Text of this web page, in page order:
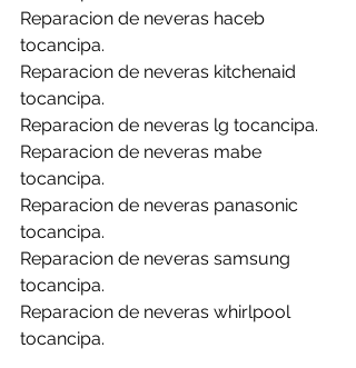
Reparacion de neveras haceb
tocancipa.
Reparacion de neveras kitchenaid
tocancipa.
Reparacion de neveras lg tocancipa.
Reparacion de neveras mabe
tocancipa.
Reparacion de neveras panasonic
tocancipa.
Reparacion de neveras samsung
tocancipa.
Reparacion de neveras whirlpool
tocancipa.